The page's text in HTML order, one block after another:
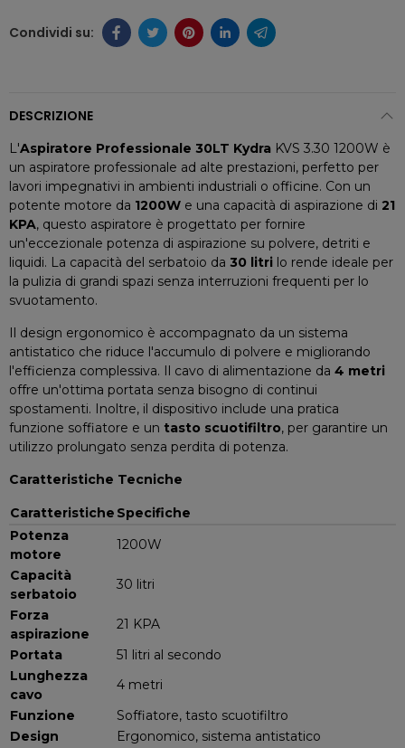
DESCRIZIONE
L'Aspiratore Professionale 30LT Kydra KVS 3.30 1200W è
un aspiratore professionale ad alte prestazioni, perfetto per
lavori impegnativi in ambienti industriali o officine. Con un
potente motore da 1200W e una capacità di aspirazione di 21
KPA, questo aspiratore è progettato per fornire
un'eccezionale potenza di aspirazione su polvere, detriti e
liquidi. La capacità del serbatoio da 30 litri lo rende ideale per
la pulizia di grandi spazi senza interruzioni frequenti per lo
svuotamento.
Il design ergonomico è accompagnato da un sistema
antistatico che riduce l'accumulo di polvere e migliorando
l'efficienza complessiva. Il cavo di alimentazione da 4 metri
offre un'ottima portata senza bisogno di continui
spostamenti. Inoltre, il dispositivo include una pratica
funzione soffiatore e un tasto scuotifiltro, per garantire un
utilizzo prolungato senza perdita di potenza.
Caratteristiche Tecniche
Caratteristiche Specifiche
Potenza
motore
1200W
Capacità
serbatoio
30 litri
Forza
aspirazione
21 KPA
Portata
51 litri al secondo
Lunghezza
cavo
4 metri
Funzione
Soffiatore, tasto scuotifiltro
Design
Ergonomico, sistema antistatico